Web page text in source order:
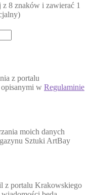
z 8 znaków i zawierać 1
z portalu
w Regulaminie
moich danych
Sztuki ArtBay
z portalu Krakowskiego